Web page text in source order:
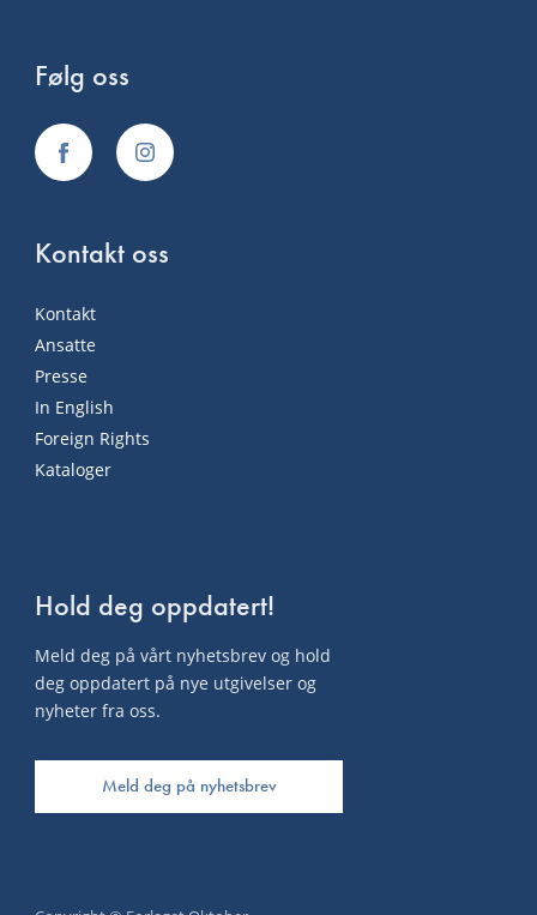
Følg oss
Kontakt oss
Kontakt
Ansatte
Presse
In English
Foreign Rights
Kataloger
Hold deg oppdatert!
Meld deg på vårt nyhetsbrev og hold
deg oppdatert på nye utgivelser og
nyheter fra oss.
Meld deg på nyhetsbrev